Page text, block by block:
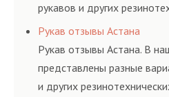
рукавов и других
соответствующих ГОСТам,
и нормативам.
Рукав отзывы Астана
Рукав отзывы Астана. В
представлены разные
и других